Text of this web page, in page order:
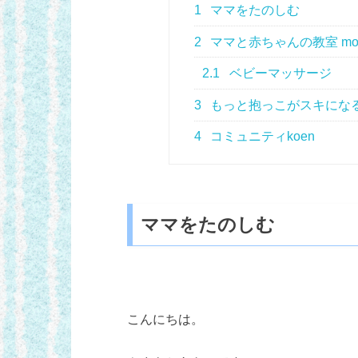
1 ママをたのしむ
2 ママと赤ちゃんの教室
2.1 ベビーマッサージ
3 もっと抱っこがスキにな
4 コミュニティkoen
ママをたのしむ
こんにちは。